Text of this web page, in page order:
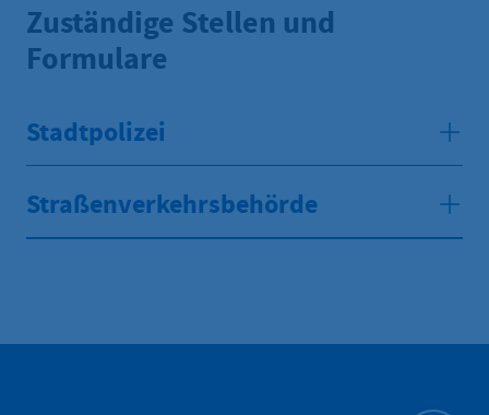
Zuständige Stellen und
Formulare
Stadtpolizei
Straßenverkehrsbehörde